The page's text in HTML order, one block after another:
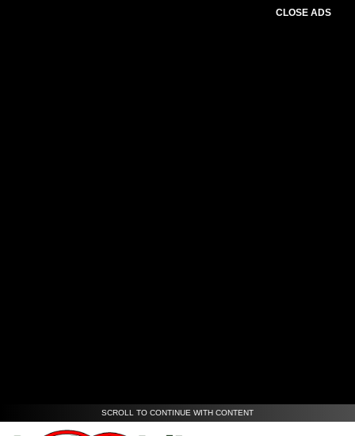
CLOSE ADS
SCROLL TO CONTINUE WITH CONTENT